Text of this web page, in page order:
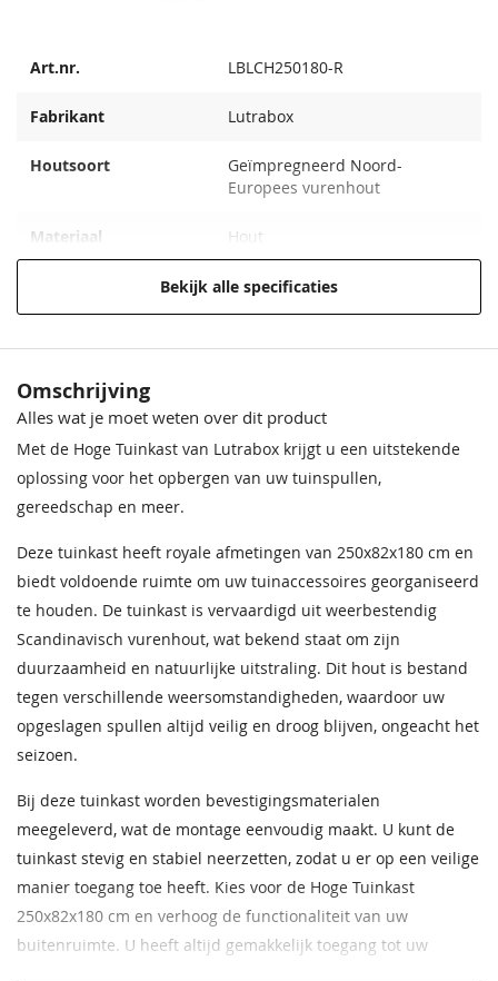
Art.nr. LBLCH250180-R
Fabrikant Lutrabox
Houtsoort
Geïmpregneerd Noord-
Europees vurenhout
Materiaal Hout
Binnenmaat (Breedte
240x73x168 cm
Aflevervorm
EAN code 8717202091270
Bekijk alle specificaties
Omschrijving
Alles wat je moet weten over dit product
Met de Hoge Tuinkast van Lutrabox krijgt u een uitstekende
oplossing voor het opbergen van uw tuinspullen,
gereedschap en meer.
Deze tuinkast heeft royale afmetingen van 250x82x180 cm en
biedt voldoende ruimte om uw tuinaccessoires georganiseerd
te houden. De tuinkast is vervaardigd uit weerbestendig
Scandinavisch vurenhout, wat bekend staat om zijn
duurzaamheid en natuurlijke uitstraling. Dit hout is bestand
tegen verschillende weersomstandigheden, waardoor uw
opgeslagen spullen altijd veilig en droog blijven, ongeacht het
seizoen.
Bij deze tuinkast worden bevestigingsmaterialen
meegeleverd, wat de montage eenvoudig maakt. U kunt de
tuinkast stevig en stabiel neerzetten, zodat u er op een veilige
manier toegang toe heeft. Kies voor de Hoge Tuinkast
250x82x180 cm en verhoog de functionaliteit van uw
buitenruimte. U heeft altijd gemakkelijk toegang tot uw